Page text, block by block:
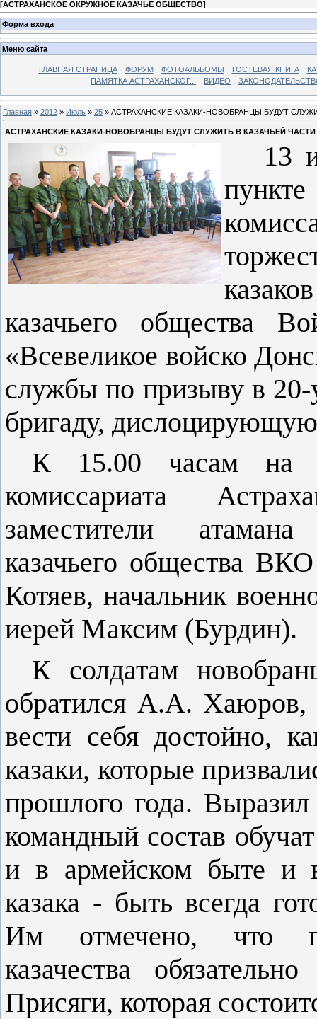
[АСТРАХАНСКОЕ ОКРУЖНОЕ КАЗАЧЬЕ ОБЩЕСТВО]
Форма входа
Меню сайта
ГЛАВНАЯ СТРАНИЦА ФОРУМ ФОТОАЛЬБОМЫ ГОСТЕВАЯ КНИГА
ПАМЯТКА АСТРАХАНСКОГ...
ВИДЕО
Главная » 2012 » Июль » 25 » АСТРАХАНСКИЕ КАЗАКИ-НОВОБРАНЦЫ БУДУТ
АСТРАХАНСКИЕ КАЗАКИ-НОВОБРАНЦЫ БУДУТ СЛУЖИТЬ В КАЗАЧЬЕЙ ЧАСТИ
13
казачьего общества
«Всевеликое войско
службы по призыву в
бригаду,
К 15.00 часам на
комиссариата
заместители
казачьего общества
Котяев, начальник
иерей Максим (Бурдин).
К солдатам
обратился А.А.
вести себя достойно,
казаки, которые
прошлого года.
командный состав
и в армейском быте и
казака - быть всегда
Им отмечено, что
казачества
Присяги, которая